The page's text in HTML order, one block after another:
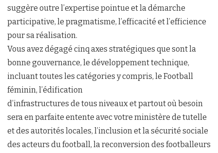
suggère outre l’expertise pointue et la démarche
participative, le pragmatisme, l’efficacité et l’efficience
pour sa réalisation.
Vous avez dégagé cinq axes stratégiques que sont la
bonne gouvernance, le développement technique,
incluant toutes les catégories y compris, le Football
féminin, l’édification
d’infrastructures de tous niveaux et partout où besoin
sera en parfaite entente avec votre ministère de tutelle
et des autorités locales, l’inclusion et la sécurité sociale
des acteurs du football, la reconversion des footballeurs